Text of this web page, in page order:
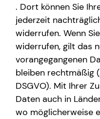
Stelle jetzt gemeinsam
auf oder lass deine
checken, um monatlich
bekommen! Ich berate
unkompliziert – ganz
Die Vorteile meiner
. Dort können Sie
jederzeit
widerrufen. Wenn
widerrufen, gilt das
vorangegangenen
bleiben rechtmäßig
DSGVO). Mit Ihrer
Daten auch in
wo möglicherweise